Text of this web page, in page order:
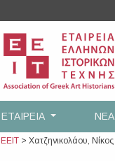
ΕΤΑΙΡEΙΑ ΝΕΑ
ΕΕΙΤ > Χατζηνικολάου, Νίκος